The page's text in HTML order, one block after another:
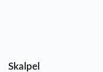
Skalpel